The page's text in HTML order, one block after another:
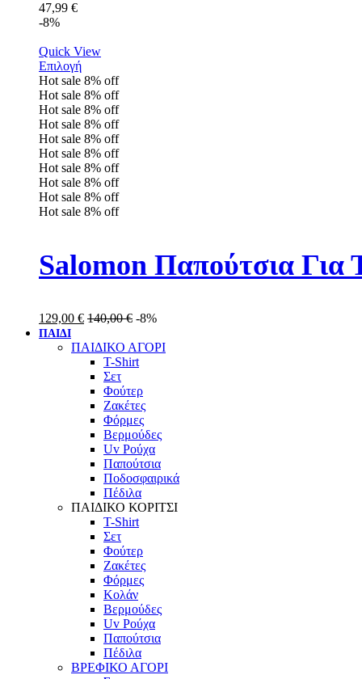
47,99 €
-8%
Quick View
Επιλογή
Hot sale 8% off
Hot sale 8% off
Hot sale 8% off
Hot sale 8% off
Hot sale 8% off
Hot sale 8% off
Hot sale 8% off
Hot sale 8% off
Hot sale 8% off
Hot sale 8% off
Salomon Παπούτσια
129,00 € 140,00€ -8%
ΠΑΙΔΙ
ΠΑΙΔΙΚΟ ΑΓΟΡΙ
T-Shirt
Σετ
Φούτερ
Ζακέτες
Φόρμες
Βερμούδες
Uv Ρούχα
Παπούτσια
Ποδοσφαιρικά
Πέδιλα
ΠΑΙΔΙΚΟ ΚΟΡΙΤΣΙ
T-Shirt
Σετ
Φούτερ
Ζακέτες
Φόρμες
Κολάν
Βερμούδες
Uv Ρούχα
Παπούτσια
Πέδιλα
ΒΡΕΦΙΚΟ ΑΓΟΡΙ